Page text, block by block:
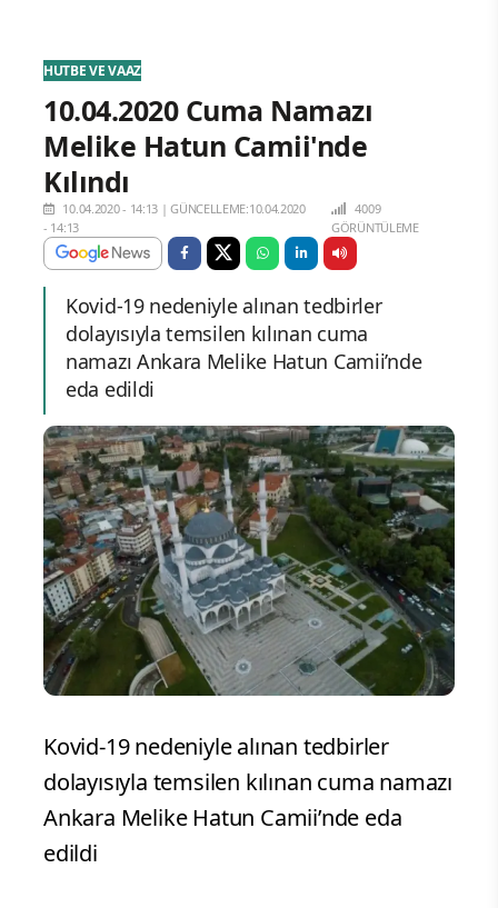
HUTBE VE VAAZ
10.04.2020 Cuma Namazı
Melike Hatun Camii'nde
Kılındı
10.04.2020 - 14:13 |GÜNCELLEME:10.04.2020
- 14:13
4009
GÖRÜNTÜLEME
Kovid-19 nedeniyle alınan tedbirler
dolayısıyla temsilen kılınan cuma
namazı Ankara Melike Hatun Camii’nde
eda edildi
Kovid-19 nedeniyle alınan tedbirler
dolayısıyla temsilen kılınan cuma namazı
Ankara Melike Hatun Camii’nde eda
edildi